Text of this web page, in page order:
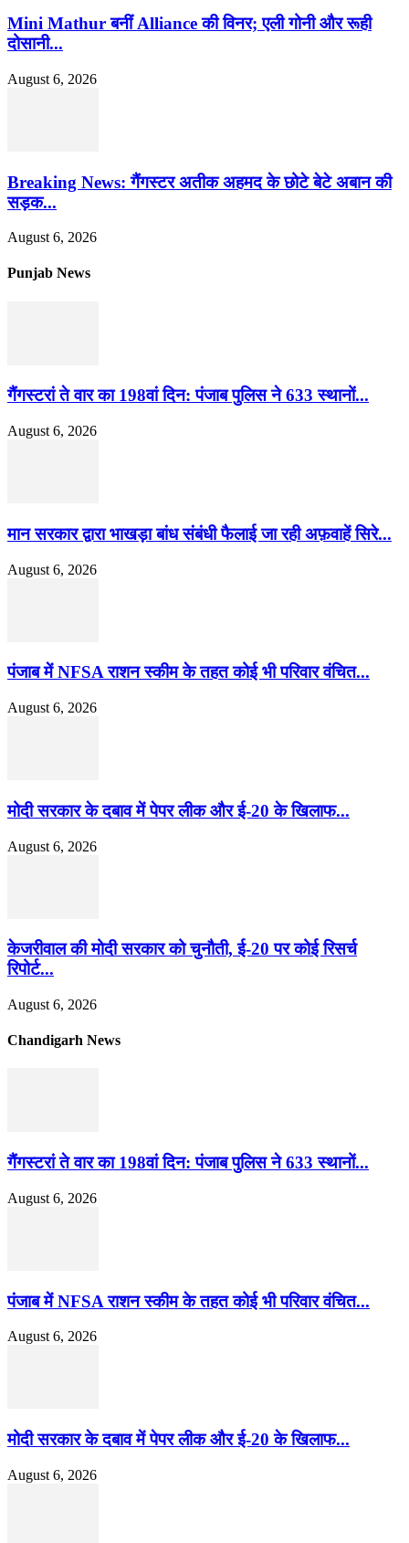
Mini Mathur बनीं Alliance की विनर; एली गोनी और रूही
दोसानी...
August 6, 2026
Breaking News: गैंगस्टर अतीक अहमद के छोटे बेटे अबान की
सड़क...
August 6, 2026
Punjab News
गैंगस्टरां ते वार का 198वां दिन: पंजाब पुलिस ने 633 स्थानों...
August 6, 2026
मान सरकार द्वारा भाखड़ा बांध संबंधी फैलाई जा रही अफ़वाहें सिरे...
August 6, 2026
पंजाब में NFSA राशन स्कीम के तहत कोई भी परिवार वंचित...
August 6, 2026
मोदी सरकार के दबाव में पेपर लीक और ई-20 के खिलाफ...
August 6, 2026
केजरीवाल की मोदी सरकार को चुनौती, ई-20 पर कोई रिसर्च
रिपोर्ट...
August 6, 2026
Chandigarh News
गैंगस्टरां ते वार का 198वां दिन: पंजाब पुलिस ने 633 स्थानों...
August 6, 2026
पंजाब में NFSA राशन स्कीम के तहत कोई भी परिवार वंचित...
August 6, 2026
मोदी सरकार के दबाव में पेपर लीक और ई-20 के खिलाफ...
August 6, 2026